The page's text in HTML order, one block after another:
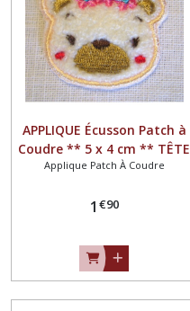
APPLIQUE Écusson Patch à
Coudre ** 5 x 4 cm ** TÊTE
OURSON Couronne de fleurs
Applique Patch À Coudre
1 €90